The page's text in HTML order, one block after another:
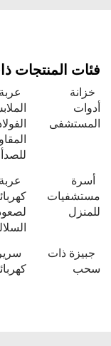
فئات المنتجات
خزانة
أدوات
المستشفى
عربة
للصدأ
أسرة
مستشفيات
للمنزل
عربة
جبيزة ذات
سحب